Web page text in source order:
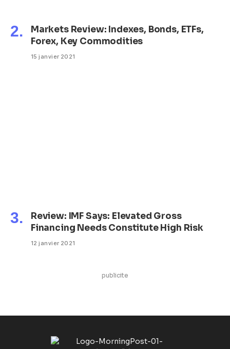
Markets Review: Indexes, Bonds, ETFs,
Forex, Key Commodities
15 janvier 2021
Review: IMF Says: Elevated Gross
Financing Needs Constitute High Risk
12 janvier 2021
publicite